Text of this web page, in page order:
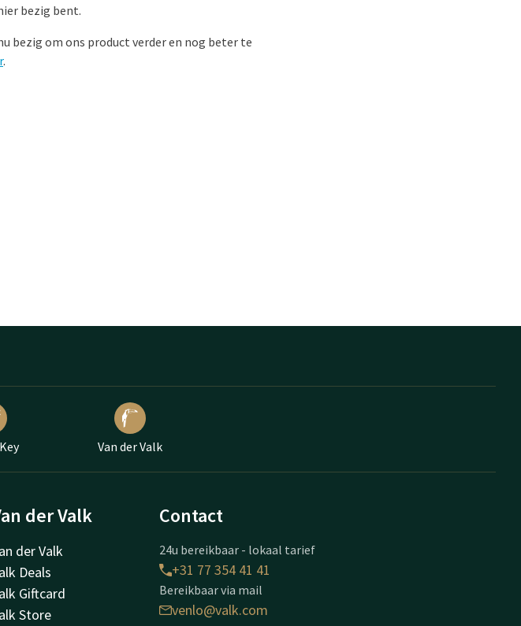
bezig bent.
bezig om ons product verder en nog beter te
.
Van der Valk
der Valk
der Valk
Deals
Giftcard
Store
Contact
24u bereikbaar - lokaal tarief
+31 77 354 41 41
Bereikbaar via mail
venlo@valk.com